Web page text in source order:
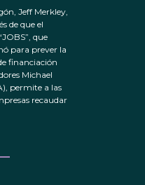
Jeff Merkley,
de que el
que
para prever la
financiación
Michael
permite a las
recaudar